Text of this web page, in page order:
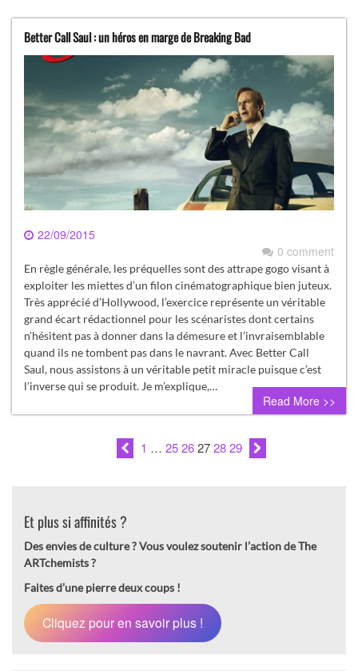
Better Call Saul : un héros en marge de Breaking Bad
22/09/2015
0 comment
En règle générale, les préquelles sont des attrape gogo visant à
exploiter les miettes d’un filon cinématographique bien juteux.
Très apprécié d’Hollywood, l’exercice représente un véritable
grand écart rédactionnel pour les scénaristes dont certains
n’hésitent pas à donner dans la démesure et l’invraisemblable
quand ils ne tombent pas dans le navrant. Avec Better Call
Saul, nous assistons à un véritable petit miracle puisque c’est
l’inverse qui se produit. Je m’explique,…
Read More >>
1 … 25 26 27 28 29
Et plus si affinités ?
Des envies de culture ?Vous voulez soutenir l’action de The
ARTchemists ?
Faites d’une pierre deux coups !
Cliquez pour en savoir plus !